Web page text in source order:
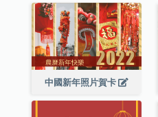
中國新年照片賀卡